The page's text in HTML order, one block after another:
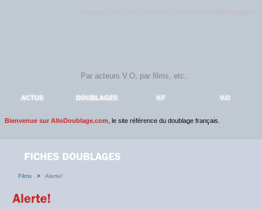
ACTUS DOUBLAGES V.F V.O
Bienvenue sur AlloDoublage.com , le site référence du doublage français.
Films > Alerte!